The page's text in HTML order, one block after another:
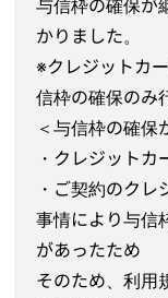
与信枠の確保が
かりました。
※クレジットカ
信枠の確保のみ
＜与信枠の確保
・クレジット
・ご契約のク
事情により与信
があったため
そのため、利用